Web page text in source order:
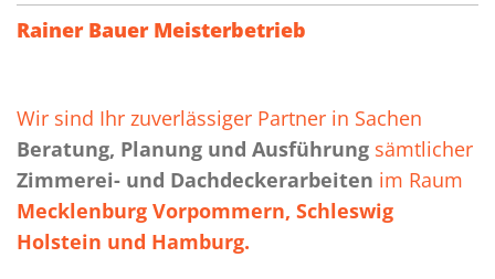
Rainer Bauer Meisterbetrieb
Wir sind Ihr zuverlässiger Partner in Sachen
Beratung, Planung und Ausführung sämtlicher
Zimmerei- und Dachdeckerarbeiten im Raum
Mecklenburg Vorpommern, Schleswig
Holstein und Hamburg.